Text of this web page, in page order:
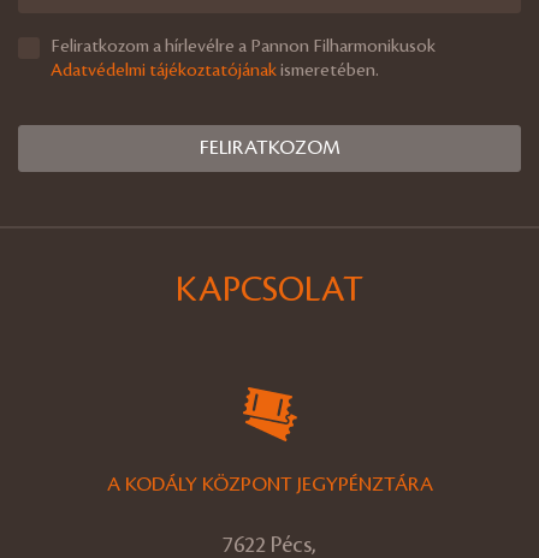
Feliratkozom a hírlevélre a Pannon Filharmonikusok
Adatvédelmi tájékoztatójánakismeretében.
KAPCSOLAT
A KODÁLY KÖZPONT JEGYPÉNZTÁRA
7622 Pécs,